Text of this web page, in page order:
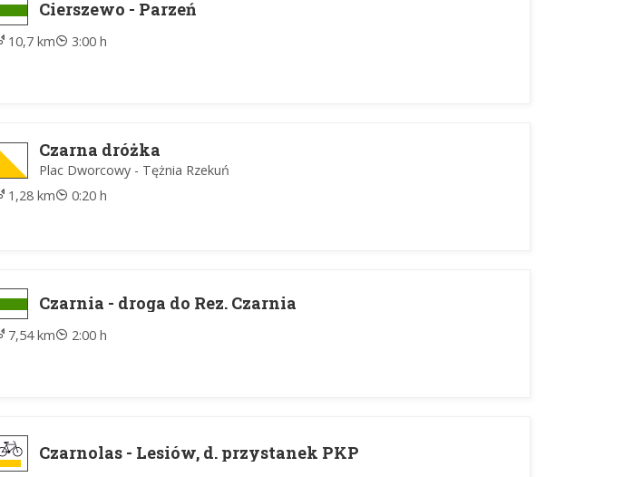
Cierszewo - Parzeń
10,7 km 3:00 h
Czarna dróżka
Plac Dworcowy - Tężnia Rzekuń
1,28 km
0:20 h
Czarnia - droga do Rez. Czarnia
7,54 km 2:00 h
Czarnolas - Lesiów, d. przystanek PKP